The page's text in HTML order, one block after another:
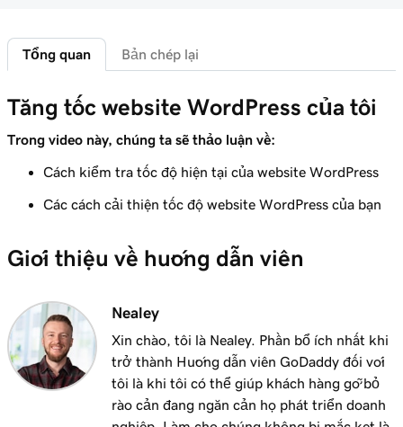
Bài học 6 (trong số 29)
được quản lý cho website WordPress
Bài học 7 (trong số 29)
Các tính năng của bảng điều khiển quản trị
Thêm trang vào menu điều hướng của tôi
trong WordPress
Bài học 9 (trong số 29)
Sử dụng trình soạn thảo khối WordPress
Bài học 10 (trong số 29)
Sử dụng tùy biến WordPress
3m 26s
Tổng quan Bản chép lại
Tăng tốc website WordPress của tôi
Trong video này, chúng ta sẽ thảo luận về:
Cách kiểm tra tốc độ hiện tại của website WordPress
Các cách cải thiện tốc độ website WordPress của bạn
Giới thiệu về hướng dẫn viên
Nealey
Xin chào, tôi là Nealey. Phần bổ ích nhất khi
trở thành Hướng dẫn viên GoDaddy đối với
tôi là khi tôi có thể giúp khách hàng gỡ bỏ
rào cản đang ngăn cản họ phát triển doanh